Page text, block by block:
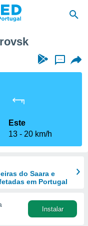
...
Este
13
20 km/h
do Saara e
em Portugal
Instalar